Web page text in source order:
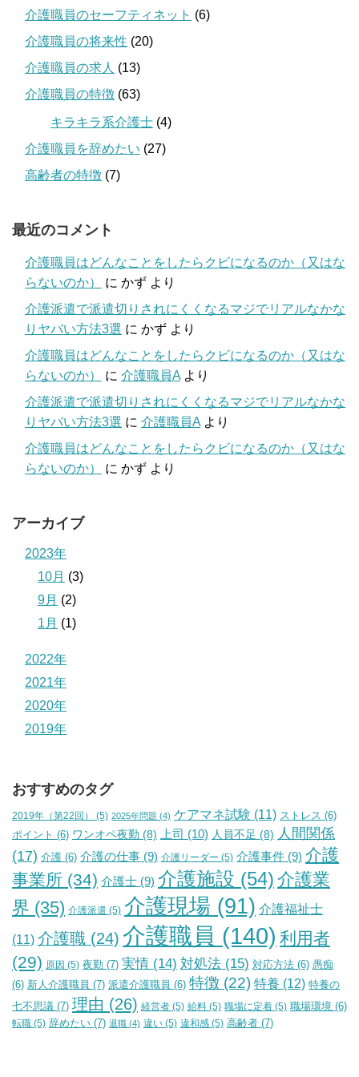
介護職員のセーフティネット (6)
介護職員の将来性 (20)
介護職員の求人 (13)
介護職員の特徴 (63)
キラキラ系介護士 (4)
介護職員を辞めたい (27)
高齢者の特徴 (7)
最近のコメント
介護職員はどんなことをしたらクビになるのか（又はな
らないのか）
に かず より
介護派遣で派遣切りされにくくなるマジでリアルなかな
りヤバい方法3選 に かず より
介護職員はどんなことをしたらクビになるのか（又はな
らないのか）
に 介護職員A より
介護派遣で派遣切りされにくくなるマジでリアルなかな
りヤバい方法3選 に 介護職員A より
介護職員はどんなことをしたらクビになるのか（又はな
らないのか）
に かず より
アーカイブ
2023年
10月 (3)
9月 (2)
1月 (1)
2022年
2021年
2020年
2019年
おすすめのタグ
2019年（第22回） (5) 2025年問題 (4) ケアマネ試験 (11) ストレス (6)
ポイント (6) ワンオペ夜勤 (8) 上司 (10) 人員不足 (8) 人間関係
(17) 介護 (6) 介護の仕事 (9) 介護リーダー (5) 介護事件 (9) 介護
事業所 (34) 介護士 (9) 介護施設 (54) 介護業
界 (35) 介護派遣 (5) 介護現場 (91) 介護福祉士
(11) 介護職 (24) 介護職員 (140) 利用者
(29) 原因 (5) 夜勤 (7) 実情 (14) 対処法 (15) 対応方法 (6) 愚痴
(6) 新人介護職員 (7) 派遣介護職員 (6) 特徴 (22) 特養 (12) 特養の
七不思議 (7) 理由 (26) 経営者 (5) 給料 (5) 職場に定着 (5) 職場環境 (6)
転職 (5) 辞めたい (7) 退職 (4) 違い (5) 違和感 (5) 高齢者 (7)